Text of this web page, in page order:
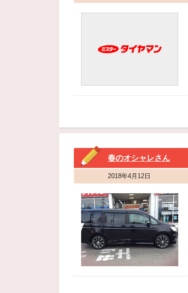
春のオシャレさん
2018年4月12日